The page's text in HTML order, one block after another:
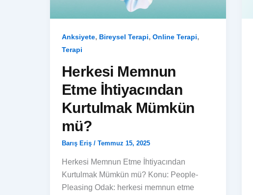
Anksiyete, Bireysel Terapi, Online Terapi,
Terapi
Herkesi Memnun
Etme İhtiyacından
Kurtulmak Mümkün
mü?
Barış Eriş / Temmuz 15, 2025
Herkesi Memnun Etme İhtiyacından
Kurtulmak Mümkün mü? Konu: People-
Pleasing Odak: herkesi memnun etme